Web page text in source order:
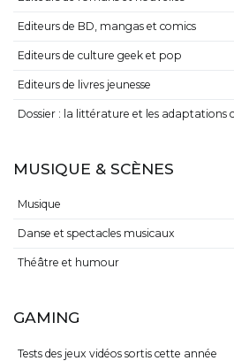
Editeurs de BD, mangas et comics
Editeurs de culture geek et pop
Editeurs de livres jeunesse
Dossier : la littérature et les adaptations
MUSIQUE & SCÈNES
Musique
Danse et spectacles musicaux
Théâtre et humour
GAMING
Tests des jeux vidéos sortis cette année